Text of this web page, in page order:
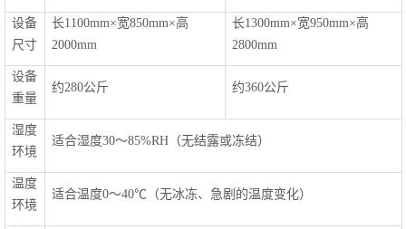
设备
尺寸
长1100mm×宽850mm×高
2000mm
长1300mm×宽950mm×高
2800mm
设备
重量
约280公斤 约360公斤
湿度
环境
适合湿度30～85%RH（无结露或冻结）
温度
环境
适合温度0～40℃（无冰冻、急剧的温度变化）